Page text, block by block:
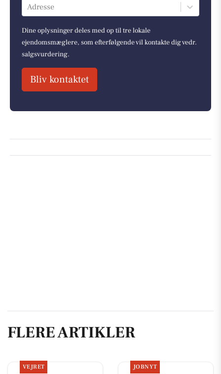
Adresse
Dine oplysninger deles med op til tre lokale
ejendomsmæglere, som efterfølgende vil kontakte dig vedr.
salgsvurdering.
Bliv kontaktet
FLERE ARTIKLER
VEJRET JOBNYT